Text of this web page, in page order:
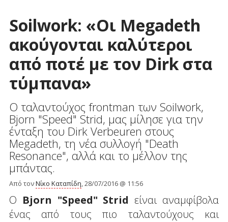
Soilwork: «Οι Megadeth
ακούγονται καλύτεροι
από ποτέ με τον Dirk στα
τύμπανα»
Ο ταλαντούχος frontman των Soilwork,
Bjorn "Speed" Strid, μας μίλησε για την
ένταξη του Dirk Verbeuren στους
Megadeth, τη νέα συλλογή "Death
Resonance", αλλά και το μέλλον της
μπάντας.
Από τονΝίκο Καταπίδη, 28/07/2016 @ 11:56
Ο Bjorn "Speed" Strid είναι αναμφίβολα
ένας από τους πιο ταλαντούχους και